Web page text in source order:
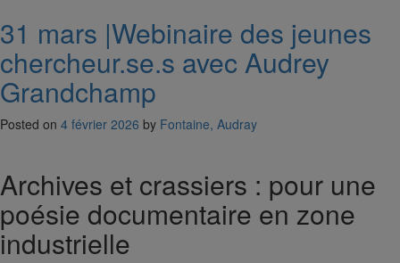
31 mars |Webinaire des jeunes
chercheur.se.s avec Audrey
Grandchamp
Posted on 4 février 2026 by Fontaine, Audray
Archives et crassiers : pour une
poésie documentaire en zone
industrielle